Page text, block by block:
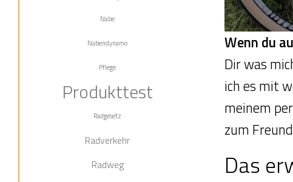
Wenn du
Dir was
ich es mit
meinem
zum
Das
Nabe
Nabendynamo
Pflege
Produkttest
Radgesetz
Radverkehr
Radweg